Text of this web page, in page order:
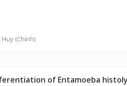
Huy (Chính)
of Entamoeba